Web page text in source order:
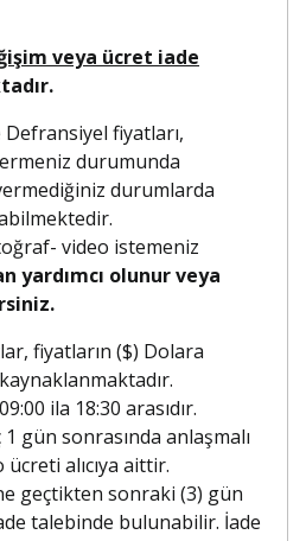
veya ücret iade
fiyatları,
durumunda
durumlarda
video istemeniz
yardımcı olunur veya
fiyatların ($) Dolara
ila 18:30 arasıdır.
gün sonrasında anlaşmalı
alıcıya aittir.
geçtikten sonraki (3) gün
talebinde bulunabilir. İade